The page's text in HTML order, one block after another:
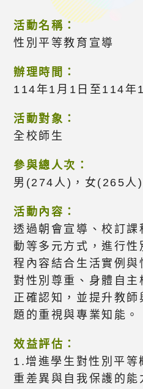
活動名稱：
性別平等教育宣導
辦理時間：
114年1月1日至114年
活動對象：
全校師生
參與總人次：
男(274人)，女(265人
活動內容：
透過朝會宣導、校訂課
動等多元方式，進行性
程內容結合生活實例與
對性別尊重、身體自主
正確認知，並提升教
題的重視與專業知能。
效益評估：
1.增進學生對性別平等
重差異與自我保護的能